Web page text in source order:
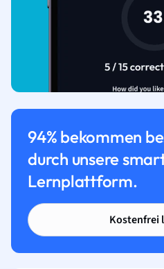
94% bekommen
durch unsere
Lernplattform.
Kostenfrei